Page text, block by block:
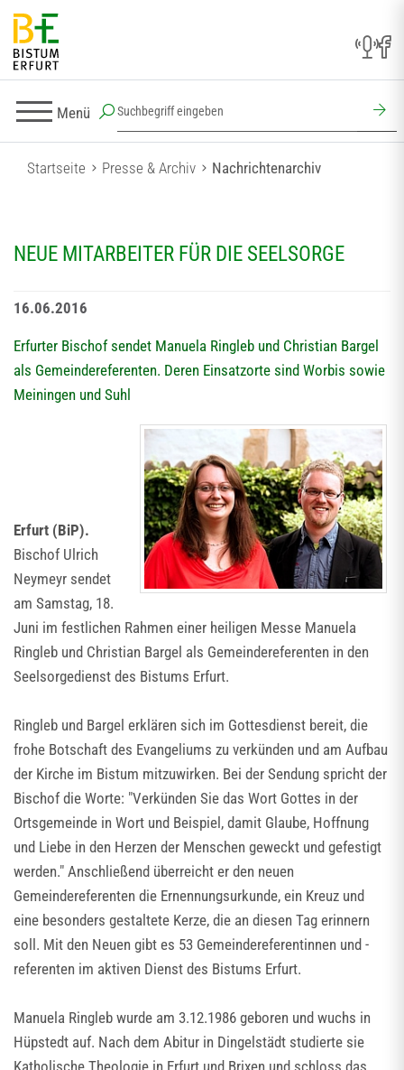
Menü
Startseite Presse & Archiv Nachrichtenarchiv
NEUE MITARBEITER FÜR DIE SEELSORGE
16.06.2016
Erfurter Bischof sendet Manuela Ringleb und Christian Bargel
als Gemeindereferenten. Deren Einsatzorte sind Worbis sowie
Meiningen und Suhl
Erfurt (BiP).
Bischof Ulrich
Neymeyr sendet
am Samstag, 18.
Juni im festlichen Rahmen einer heiligen Messe Manuela
Ringleb und Christian Bargel als Gemeindereferenten in den
Seelsorgedienst des Bistums Erfurt.
Ringleb und Bargel erklären sich im Gottesdienst bereit, die
frohe Botschaft des Evangeliums zu verkünden und am Aufbau
der Kirche im Bistum mitzuwirken. Bei der Sendung spricht der
Bischof die Worte: "Verkünden Sie das Wort Gottes in der
Ortsgemeinde in Wort und Beispiel, damit Glaube, Hoffnung
und Liebe in den Herzen der Menschen geweckt und gefestigt
werden." Anschließend überreicht er den neuen
Gemeindereferenten die Ernennungsurkunde, ein Kreuz und
eine besonders gestaltete Kerze, die an diesen Tag erinnern
soll. Mit den Neuen gibt es 53 Gemeindereferentinnen und -
referenten im aktiven Dienst des Bistums Erfurt.
Manuela Ringleb wurde am 3.12.1986 geboren und wuchs in
Hüpstedt auf. Nach dem Abitur in Dingelstädt studierte sie
Katholische Theologie in Erfurt und Brixen und schloss das